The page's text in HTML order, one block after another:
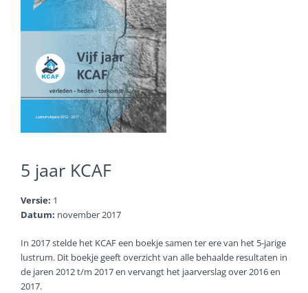
5 jaar KCAF
Versie: 1
Datum: november 2017
In 2017 stelde het KCAF een boekje samen ter ere van het 5-jarige
lustrum. Dit boekje geeft overzicht van alle behaalde resultaten in
de jaren 2012 t/m 2017 en vervangt het jaarverslag over 2016 en
2017.